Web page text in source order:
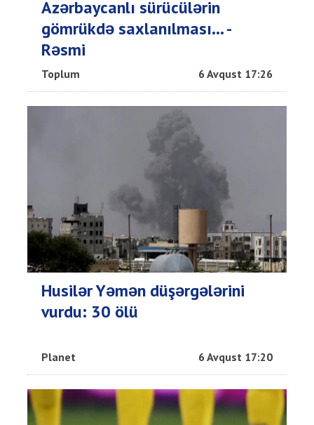
Azərbaycanlı sürücülərin
gömrükdə saxlanılması... -
Rəsmi
Toplum 6 Avqust 17:26
Husilər Yəmən düşərgələrini
vurdu: 30 ölü
Planet 6 Avqust 17:20